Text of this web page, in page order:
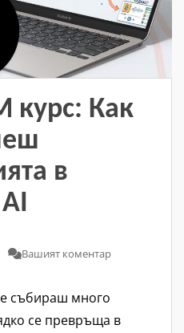
курс: Как
в
Вашият коментар
събираш много
се превръща в